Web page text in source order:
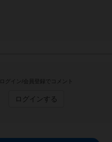
ログイン/会員登録でコメント
ログインする